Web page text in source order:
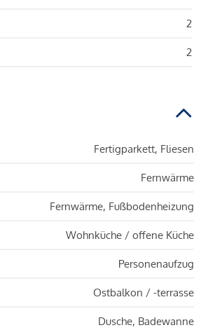
2
2
Fertigparkett, Fliesen
Fernwärme
Fernwärme, Fußbodenheizung
Wohnküche / offene Küche
Personenaufzug
Ostbalkon / -terrasse
Dusche, Badewanne